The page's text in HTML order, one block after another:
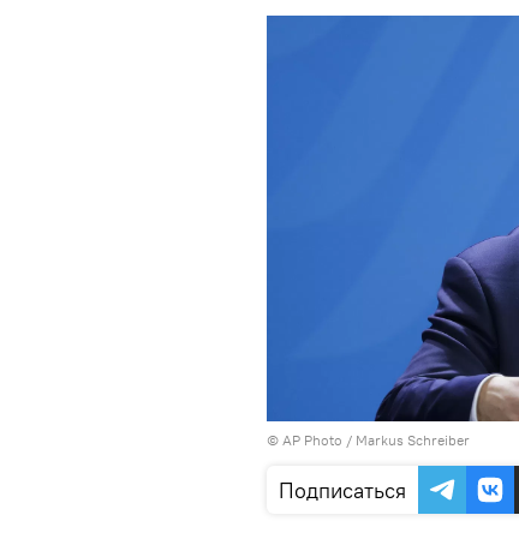
© AP Photo / Markus Schreiber
Подписаться